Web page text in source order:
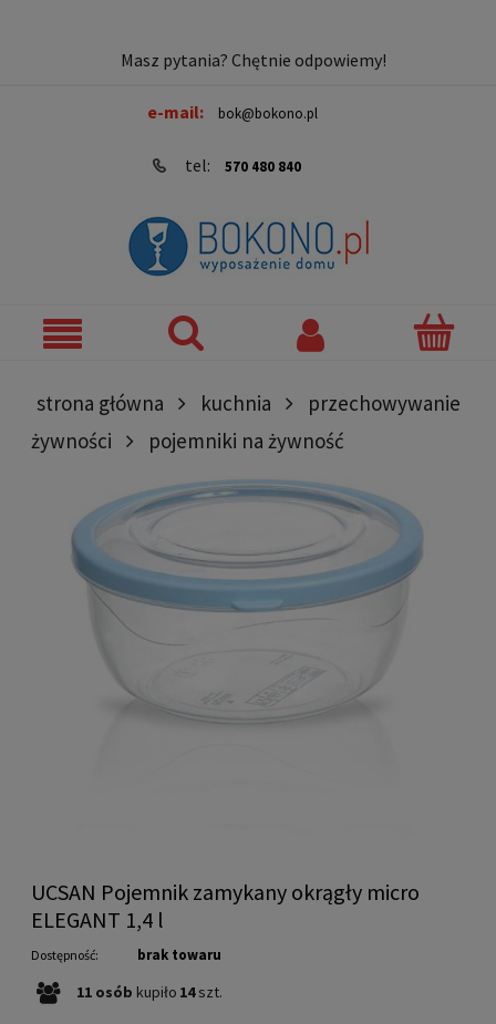
Masz pytania? Chętnie odpowiemy!
e-mail: bok@bokono.pl
tel: 570 480 840
strona główna kuchnia
przechowywanie
żywności
pojemniki na żywność
UCSAN Pojemnik zamykany okrągły micro
ELEGANT 1,4 l
Dostępność: brak towaru
11 osób kupiło 14 szt.